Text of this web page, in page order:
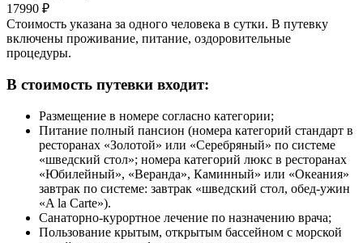
17990 ₽
Стоимость указана за одного человека в сутки. В путевку
включены проживание, питание, оздоровительные
процедуры.
В стоимость путевки входит:
Размещение в номере согласно категории;
Питание полный пансион (номера категорий стандарт в
ресторанах «Золотой» или «Серебряный» по системе
«шведский стол»; номера категорий люкс в ресторанах
«Юбилейный», «Веранда», Каминный» или «Океания»
завтрак по системе: завтрак «шведский стол, обед-ужин
«A la Carte»).
Санаторно-курортное лечение по назначению врача;
Пользование крытым, открытым бассейном с морской